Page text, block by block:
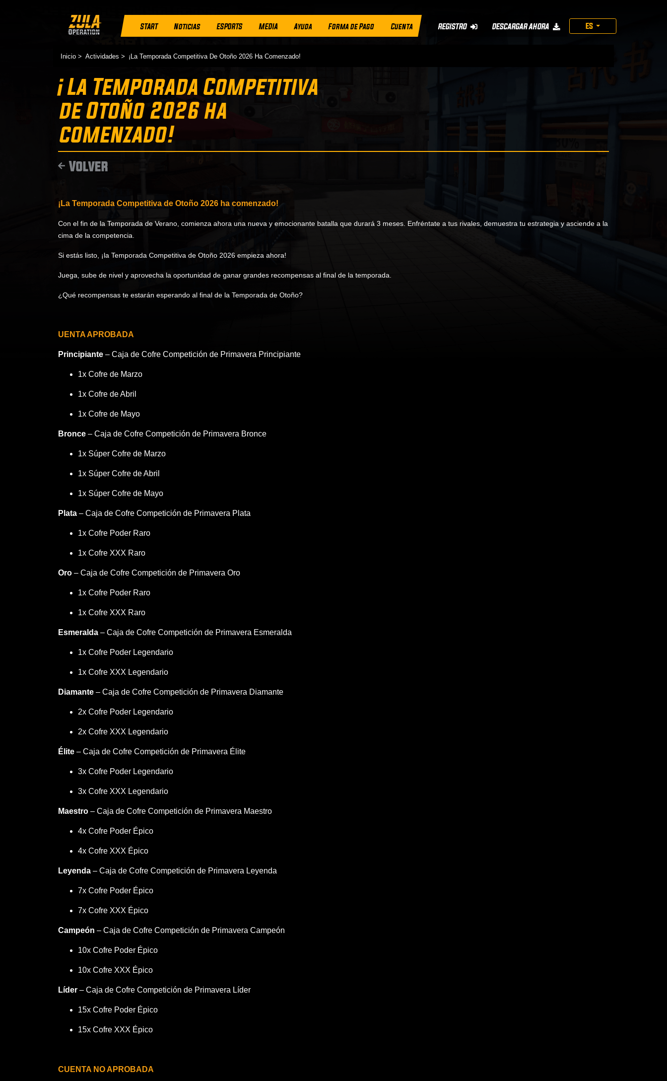
START Noticias ESPORTS MEDIA Ayuda Forma de Pago Cuenta REGISTRO DESCARGAR AHORA ES
Inicio Actividades ​​​​​​​¡La Temporada Competitiva De Otoño 2026 Ha Comenzado!
​​​​​​​¡La Temporada Competitiva
de Otoño 2026 ha
comenzado!
Volver
¡La Temporada Competitiva de Otoño 2026 ha comenzado!
Con el fin de la Temporada de Verano, comienza ahora una nueva y emocionante batalla que durará 3 meses. Enfréntate a tus rivales, demuestra tu estrategia y asciende a la
cima de la competencia.
Si estás listo, ¡la Temporada Competitiva de Otoño 2026 empieza ahora!
Juega, sube de nivel y aprovecha la oportunidad de ganar grandes recompensas al final de la temporada.
¿Qué recompensas te estarán esperando al final de la Temporada de Otoño?
UENTA APROBADA
Principiante – Caja de Cofre Competición de Primavera Principiante
1x Cofre de Marzo
1x Cofre de Abril
1x Cofre de Mayo
Bronce – Caja de Cofre Competición de Primavera Bronce
1x Súper Cofre de Marzo
1x Súper Cofre de Abril
1x Súper Cofre de Mayo
Plata – Caja de Cofre Competición de Primavera Plata
1x Cofre Poder Raro
1x Cofre XXX Raro
Oro – Caja de Cofre Competición de Primavera Oro
1x Cofre Poder Raro
1x Cofre XXX Raro
Esmeralda – Caja de Cofre Competición de Primavera Esmeralda
1x Cofre Poder Legendario
1x Cofre XXX Legendario
Diamante – Caja de Cofre Competición de Primavera Diamante
2x Cofre Poder Legendario
2x Cofre XXX Legendario
Élite – Caja de Cofre Competición de Primavera Élite
3x Cofre Poder Legendario
3x Cofre XXX Legendario
Maestro – Caja de Cofre Competición de Primavera Maestro
4x Cofre Poder Épico
4x Cofre XXX Épico
Leyenda – Caja de Cofre Competición de Primavera Leyenda
7x Cofre Poder Épico
7x Cofre XXX Épico
Campeón – Caja de Cofre Competición de Primavera Campeón
10x Cofre Poder Épico
10x Cofre XXX Épico
Líder – Caja de Cofre Competición de Primavera Líder
15x Cofre Poder Épico
15x Cofre XXX Épico
CUENTA NO APROBADA